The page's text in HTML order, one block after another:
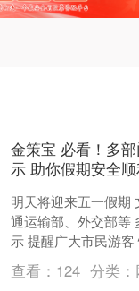
金策宝 必看！多部
示 助你假期安全
明天将迎来五一假期
通运输部、外交部等
示 提醒广大市民游
出游 01 天气方面 文
象局近日....
查看： 124 分类：